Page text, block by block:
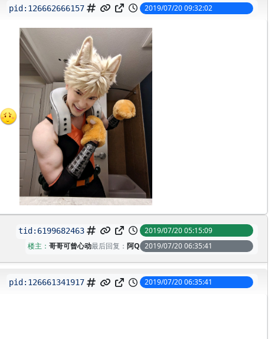
pid: 126662666157 2019/07/20 09:32:02
tid: 6199682463
2019/07/20 05:15:09
楼主： 哥哥可曾心动最后回复： 阿Q 2019/07/20 06:35:41
pid: 126661341917 2019/07/20 06:35:41